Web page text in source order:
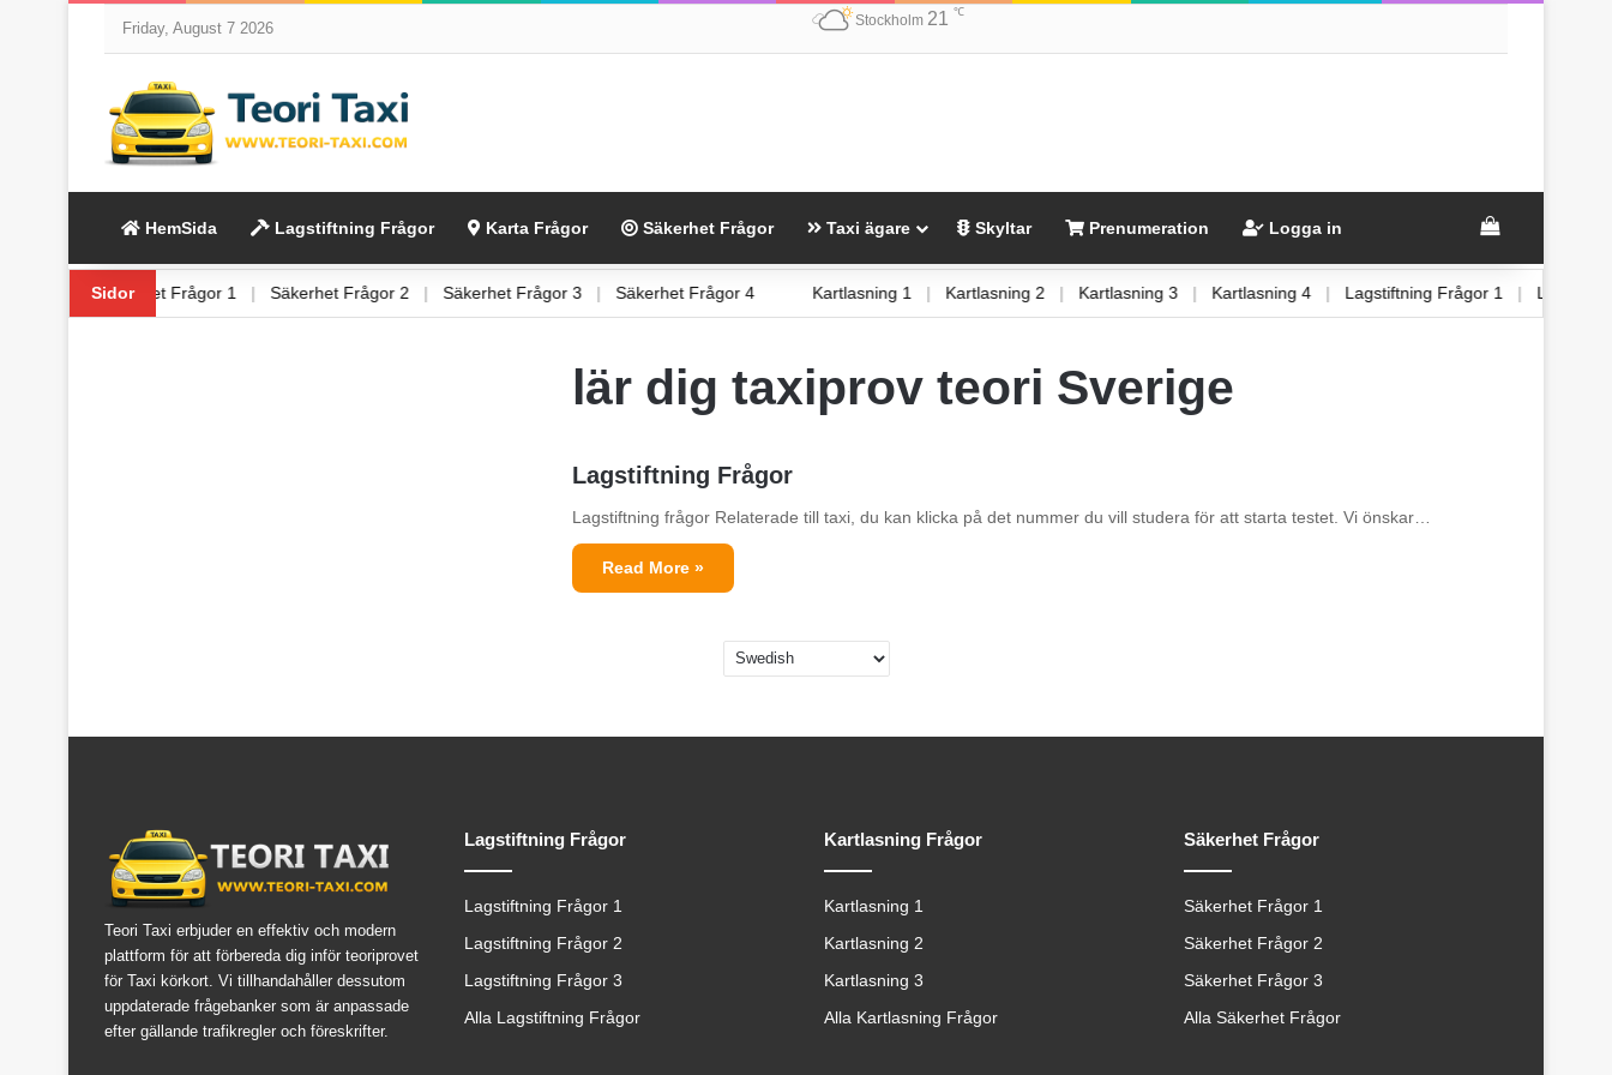
Friday, August 7 2026 Stockholm 21 ℃
HemSida Lagstiftning Frågor Karta Frågor Säkerhet Frågor Taxi ägare Skyltar Prenumeration Logga in View your
Sidor
| Säkerhet Frågor 1 | Säkerhet Frågor 2 | Säkerhet Frågor 3 | Säkerhet Frågor 4 Kartlasning 1 | Kartlasning 2 | Kartlasning 3 | Kartlasning 4 | Lagstiftning Frågor 1
lär dig taxiprov teori Sverige
Lagstiftning Frågor
Lagstiftning frågor Relaterade till taxi, du kan klicka på det nummer du vill studera för att starta testet. Vi önskar…
Read More »
Teori Taxi erbjuder en effektiv och modern
plattform för att förbereda dig inför teoriprovet
för Taxi körkort. Vi tillhandahåller dessutom
uppdaterade frågebanker som är anpassade
efter gällande trafikregler och föreskrifter.
Lagstiftning Frågor
Lagstiftning Frågor 1
Lagstiftning Frågor 2
Lagstiftning Frågor 3
Alla Lagstiftning Frågor
Kartlasning Frågor
Kartlasning 1
Kartlasning 2
Kartlasning 3
Alla Kartlasning Frågor
Säkerhet Frågor
Säkerhet Frågor 1
Säkerhet Frågor 2
Säkerhet Frågor 3
Alla Säkerhet Frågor